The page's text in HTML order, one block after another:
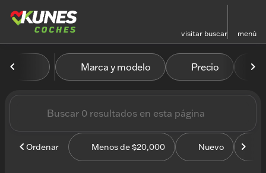
visitar buscar menú
filtrar buscar volver arriba
Vehículos en venta en
Marca y modelo Precio
Ordenar Menos de $20,000 Nuevo